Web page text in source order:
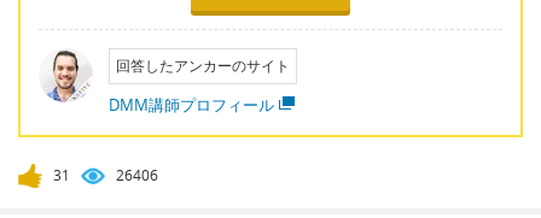
回答したアンカーのサイト
DMM講師プロフィール
31 26406